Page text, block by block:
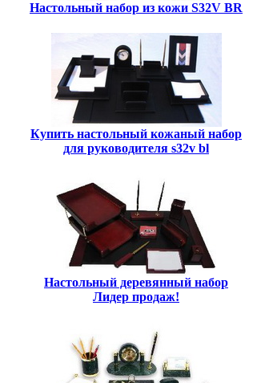
Настольный набор из кожи S32V BR
Купить настольный кожаный набор
для руководителя s32v bl
Настольный деревянный набор
Лидер продаж!